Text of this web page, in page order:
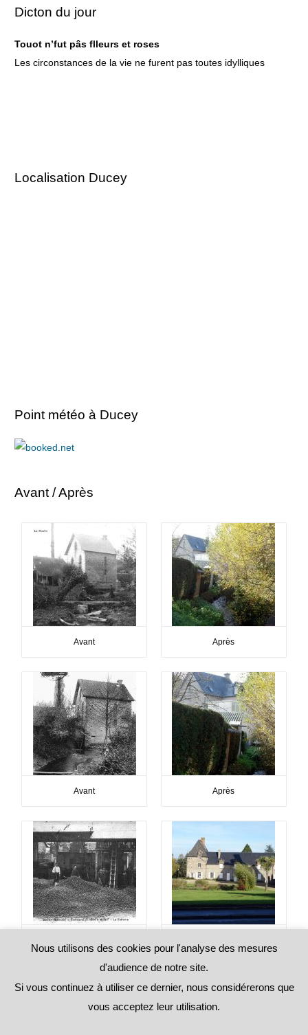
Dicton du jour
Touot n’fut pâs flleurs et roses
Les circonstances de la vie ne furent pas toutes idylliques
Localisation Ducey
Point météo à Ducey
Avant / Après
Avant Après
Avant Après
Nous utilisons des cookies pour l'analyse des mesures
d'audience de notre site.
Si vous continuez à utiliser ce dernier, nous considérerons que
vous acceptez leur utilisation.